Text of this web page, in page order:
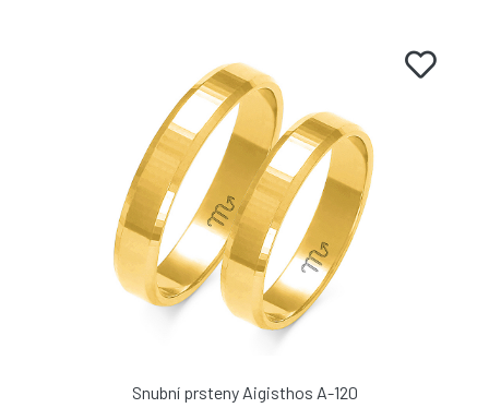
Snubní prsteny Aigisthos A-120